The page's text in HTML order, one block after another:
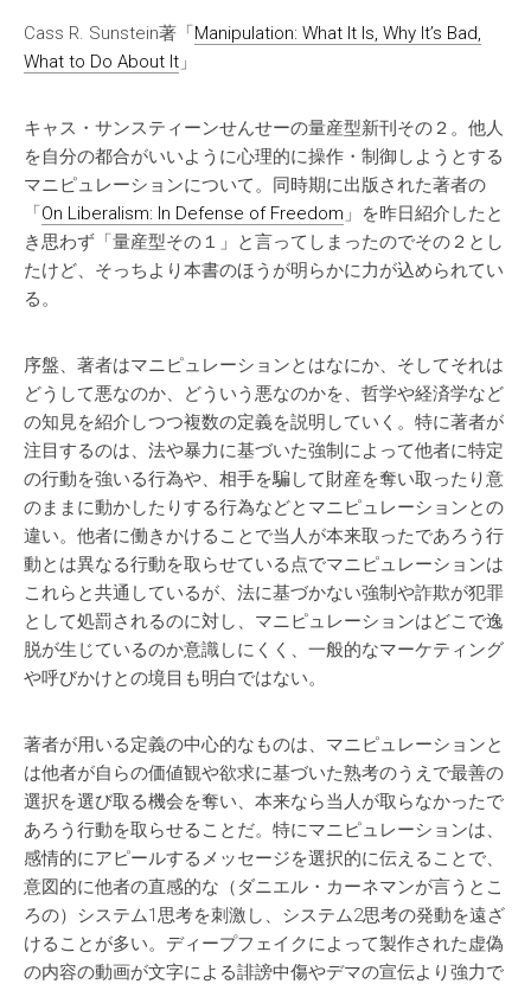
Cass R. Sunstein著「Manipulation: What It Is, Why It’s Bad,
What to Do About It 」
キャス・サンスティーンせんせーの量産型新刊その２。他人
を自分の都合がいいように心理的に操作・制御しようとする
マニピュレーションについて。同時期に出版された著者の
「On Liberalism: In Defense of Freedom 」を昨日紹介したと
き思わず「量産型その１」と言ってしまったのでその２とし
たけど、そっちより本書のほうが明らかに力が込められてい
る。
序盤、著者はマニピュレーションとはなにか、そしてそれは
どうして悪なのか、どういう悪なのかを、哲学や経済学など
の知見を紹介しつつ複数の定義を説明していく。特に著者が
注目するのは、法や暴力に基づいた強制によって他者に特定
の行動を強いる行為や、相手を騙して財産を奪い取ったり意
のままに動かしたりする行為などとマニピュレーションとの
違い。他者に働きかけることで当人が本来取ったであろう行
動とは異なる行動を取らせている点でマニピュレーションは
これらと共通しているが、法に基づかない強制や詐欺が犯罪
として処罰されるのに対し、マニピュレーションはどこで逸
脱が生じているのか意識しにくく、一般的なマーケティング
や呼びかけとの境目も明白ではない。
著者が用いる定義の中心的なものは、マニピュレーションと
は他者が自らの価値観や欲求に基づいた熟考のうえで最善の
選択を選び取る機会を奪い、本来なら当人が取らなかったで
あろう行動を取らせることだ。特にマニピュレーションは、
感情的にアピールするメッセージを選択的に伝えることで、
意図的に他者の直感的な（ダニエル・カーネマンが言うとこ
ろの）システム1思考を刺激し、システム2思考の発動を遠ざ
けることが多い。ディープフェイクによって製作された虚偽
の内容の動画が文字による誹謗中傷やデマの宣伝より強力で